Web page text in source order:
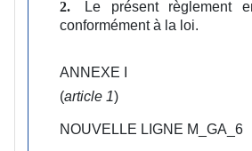
2.
Le présent règlement
conformément à la loi.
ANNEXE I
(article 1)
NOUVELLE LIGNE M_GA_6